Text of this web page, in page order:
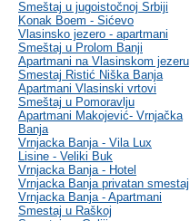
Smeštaj u jugoistočnoj Srbiji
Konak Boem - Sićevo
Vlasinsko jezero - apartmani
Smeštaj u Prolom Banji
Apartmani na Vlasinskom jezeru
Smestaj Ristić Niška Banja
Apartmani Vlasinski vrtovi
Smeštaj u Pomoravlju
Apartmani Makojević- Vrnjačka
Banja
Vrnjacka Banja - Vila Lux
Lisine - Veliki Buk
Vrnjacka Banja - Hotel
Vrnjacka Banja privatan smestaj
Vrnjacka Banja - Apartmani
Smestaj u Raškoj